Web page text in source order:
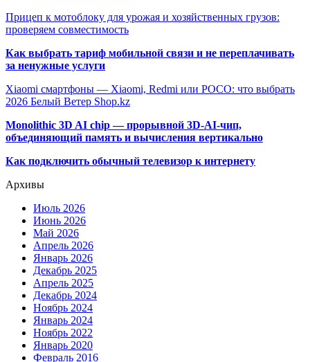
Прицеп к мотоблоку для урожая и хозяйственных грузов:
проверяем совместимость
Как выбрать тариф мобильной связи и не переплачивать
за ненужные услуги
Xiaomi смартфоны — Xiaomi, Redmi или POCO: что выбрать
2026 Белый Ветер Shop.kz
Monolithic 3D AI chip — прорывной 3D-AI-чип,
объединяющий память и вычисления вертикально
Как подключить обычный телевизор к интернету
Архивы
Июль 2026
Июнь 2026
Май 2026
Апрель 2026
Январь 2026
Декабрь 2025
Апрель 2025
Декабрь 2024
Ноябрь 2024
Январь 2024
Ноябрь 2022
Январь 2020
Февраль 2016